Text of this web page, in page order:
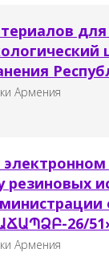
Армения
резиновых
26/
Армения